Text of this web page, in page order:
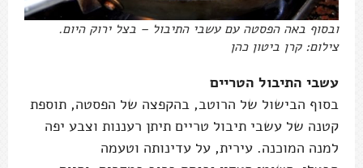
ובסוף באה הפסטה עם עשבי התיבול – בצל ירוק היום.
צילום: קרן ביטון כהן
עשבי התיבול הטריים
בסוף הבישול של הרוטב, בהקפצה של הפסטה, תוספת
קטנה של עשבי תיבול טריים תיתן רעננות וצבע יפה
למנה המוכנה. עירית, על עדינותה וטעמה